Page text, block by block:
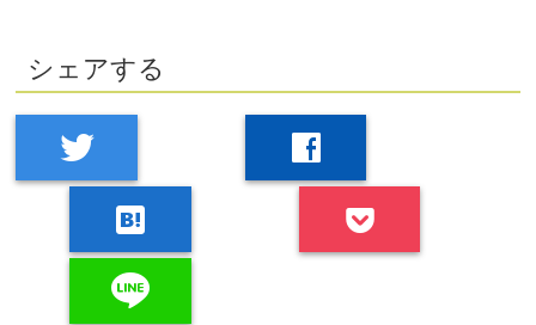
シェアする
twitter
facebook
hatenabookmark
line